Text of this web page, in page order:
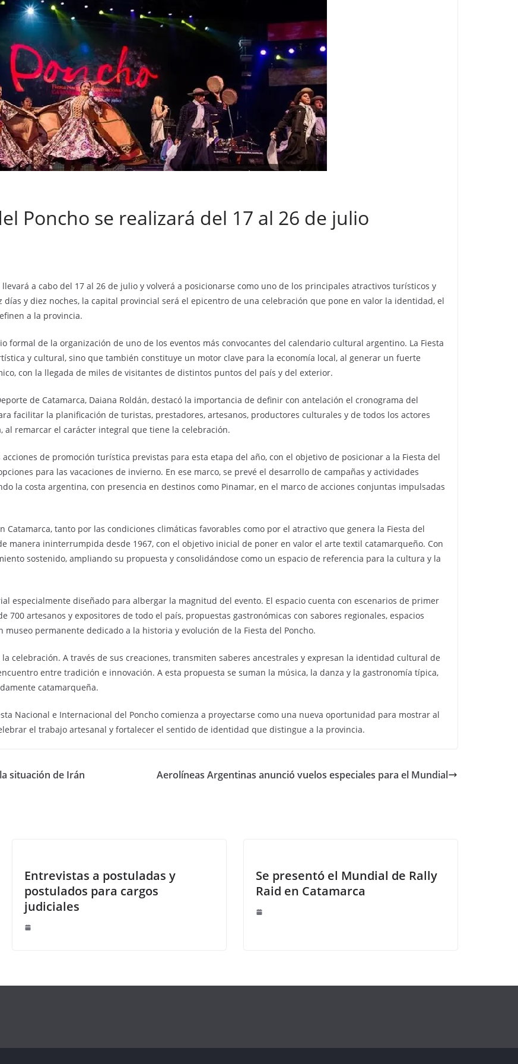
Poncho se realizará del 17 al 26 de julio
a cabo del 17 al 26 de julio y volverá a posicionarse como uno de los principales atractivos turísticos y
y diez noches, la capital provincial será el epicentro de una celebración que pone en valor la identidad, el
a la provincia.
formal de la organización de uno de los eventos más convocantes del calendario cultural argentino. La Fiesta
y cultural, sino que también constituye un motor clave para la economía local, al generar un fuerte
con la llegada de miles de visitantes de distintos puntos del país y del exterior.
de Catamarca, Daiana Roldán, destacó la importancia de definir con antelación el cronograma del
facilitar la planificación de turistas, prestadores, artesanos, productores culturales y de todos los actores
remarcar el carácter integral que tiene la celebración.
de promoción turística previstas para esta etapa del año, con el objetivo de posicionar a la Fiesta del
para las vacaciones de invierno. En ese marco, se prevé el desarrollo de campañas y actividades
la costa argentina, con presencia en destinos como Pinamar, en el marco de acciones conjuntas impulsadas
tanto por las condiciones climáticas favorables como por el atractivo que genera la Fiesta del
manera ininterrumpida desde 1967, con el objetivo inicial de poner en valor el arte textil catamarqueño. Con
sostenido, ampliando su propuesta y consolidándose como un espacio de referencia para la cultura y la
especialmente diseñado para albergar la magnitud del evento. El espacio cuenta con escenarios de primer
700 artesanos y expositores de todo el país, propuestas gastronómicas con sabores regionales, espacios
permanente dedicado a la historia y evolución de la Fiesta del Poncho.
celebración. A través de sus creaciones, transmiten saberes ancestrales y expresan la identidad cultural de
entre tradición e innovación. A esta propuesta se suman la música, la danza y la gastronomía típica,
catamarqueña.
Nacional e Internacional del Poncho comienza a proyectarse como una nueva oportunidad para mostrar al
el trabajo artesanal y fortalecer el sentido de identidad que distingue a la provincia.
situación de Irán Aerolíneas Argentinas anunció vuelos especiales para el Mundial
Entrevistas a postuladas y
postulados para cargos
judiciales
Se presentó el Mundial de Rally
Raid en Catamarca